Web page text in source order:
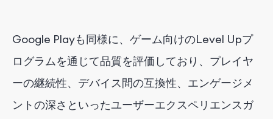
Google Playも同様に、ゲーム向けのLevel Upプ
ログラムを通じて品質を評価しており、プレイヤ
ーの継続性、デバイス間の互換性、エンゲージメ
ントの深さといったユーザーエクスペリエンスガ